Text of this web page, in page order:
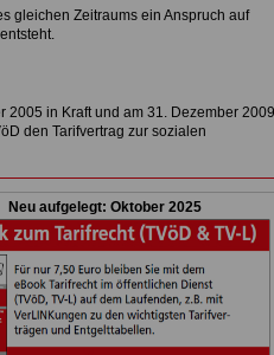
gleichen Zeitraums ein Anspruch auf
2005 in Kraft und am 31. Dezember 2009
den Tarifvertrag zur sozialen
Neu aufgelegt: Oktober 2025